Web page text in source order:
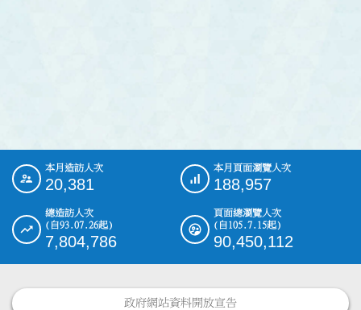
::: 本月造訪人次
20,381
本月頁面瀏覽人次
188,957
總造訪人次
(自93.07.26起)
7,804,786
頁面總瀏覽人次
(自105.7.15起)
90,450,112
政府網站資料開放宣告